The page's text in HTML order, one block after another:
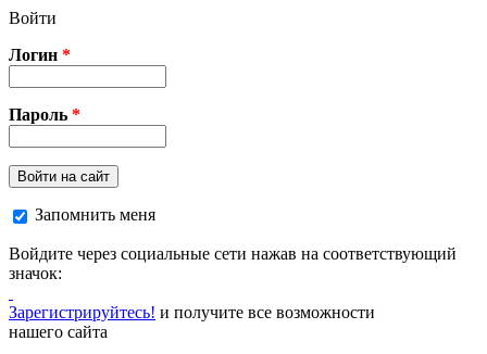
Перейти к основному содержанию
Войти
Логин *
Пароль *
Войти на сайт
Запомнить меня
Войдите через социальные сети нажав на соответствующий
значок:
Зарегистрируйтесь! и получите все возможности
нашего сайта